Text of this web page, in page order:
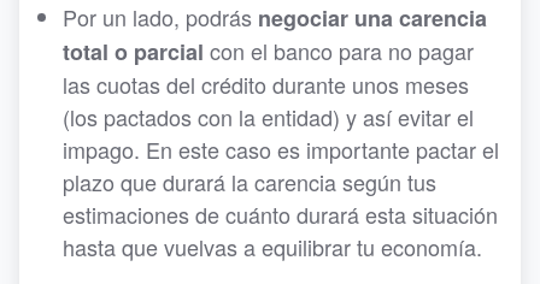
Por un lado, podrás negociar una carencia
total o parcial con el banco para no pagar
las cuotas del crédito durante unos meses
(los pactados con la entidad) y así evitar el
impago. En este caso es importante pactar el
plazo que durará la carencia según tus
estimaciones de cuánto durará esta situación
hasta que vuelvas a equilibrar tu economía.